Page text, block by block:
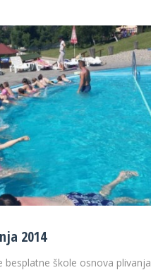
2014
besplatne škole osnova plivanja